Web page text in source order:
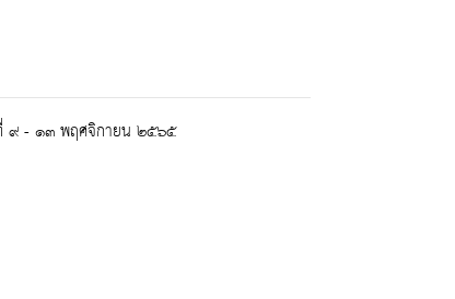
๙ - ๑๓ พฤศจิกายน ๒๕๖๕